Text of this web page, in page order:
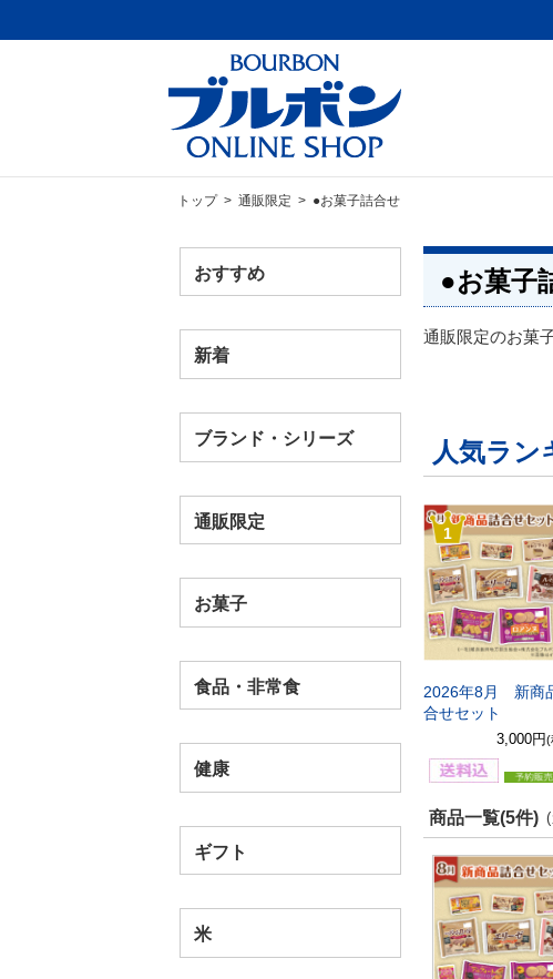
トップ> 通販限定 > ●お菓子詰合せ
おすすめ
新着
ブランド・シリーズ
通販限定
お菓子
食品・非常食
健康
ギフト
米
●お菓子
通販限定のお菓
人気ラン
1
2026年8月 新商
合せセット
3,000円(
商品一覧(5件)